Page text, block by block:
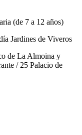
(de 7 a 12 años)
Jardines de Viveros
de La Almoina y
/ 25 Palacio de